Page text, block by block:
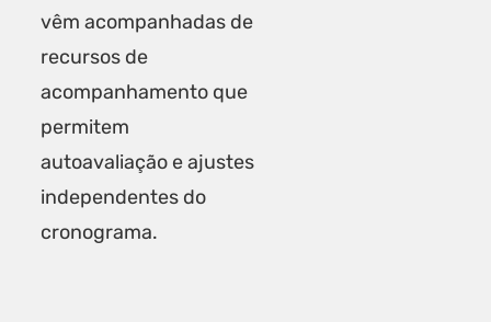
vêm acompanhadas de
recursos de
acompanhamento que
permitem
autoavaliação e ajustes
independentes do
cronograma.